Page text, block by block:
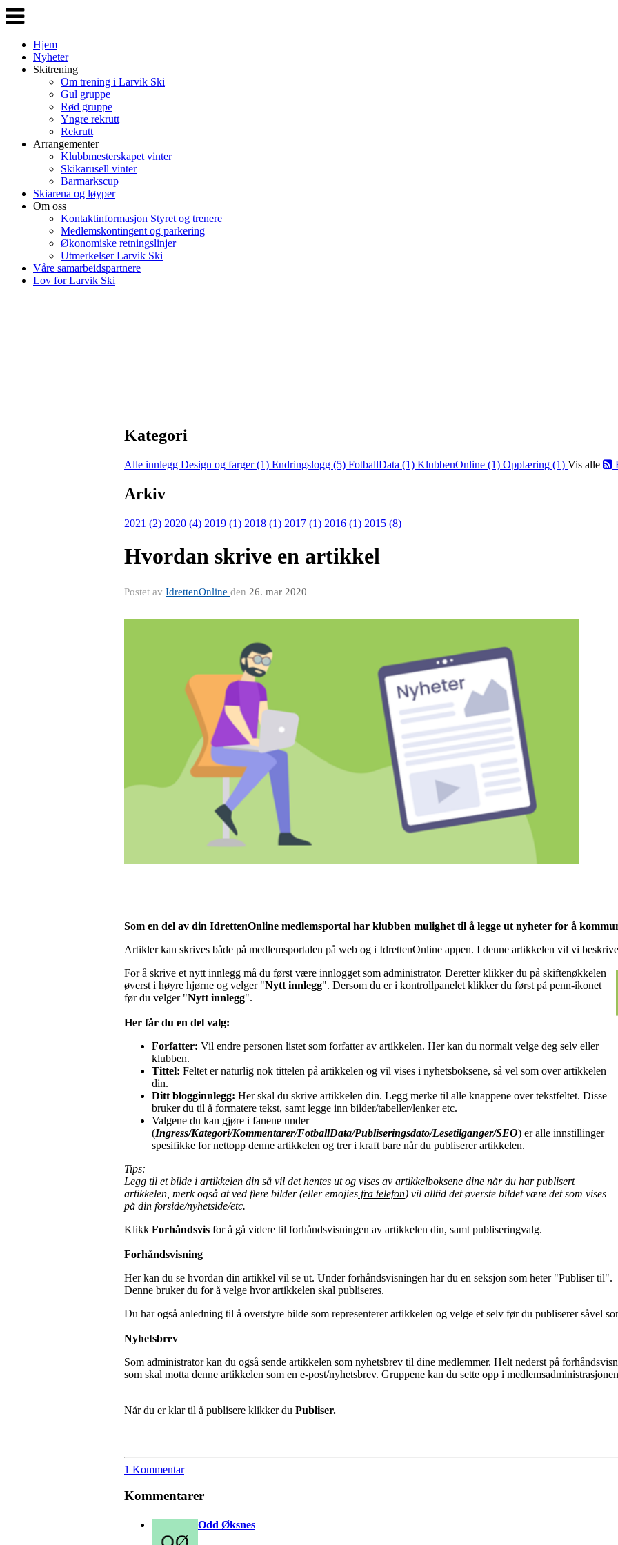
Veksle
navigasjon
Hjem
Nyheter
Skitrening
Om trening i Larvik Ski
Gul gruppe
Rød gruppe
Yngre rekrutt
Rekrutt
Arrangementer
Klubbmesterskapet vinter
Skikarusell vinter
Barmarkscup
Skiarena og løyper
Om oss
Kontaktinformasjon Styret og trenere
Medlemskontingent og parkering
Økonomiske retningslinjer
Utmerkelser Larvik Ski
Våre samarbeidspartnere
Lov for Larvik Ski
Kategori
Alle innlegg Design og farger (1) Endringslogg (5) FotballData (1) KlubbenOnline (1) Opplæring (1) Vis alle
Arkiv
2021 (2) 2020 (4) 2019 (1) 2018 (1) 2017 (1) 2016 (1) 2015 (8)
Hvordan skrive en artikkel
Postet av IdrettenOnline den 26. mar 2020
Som en del av din IdrettenOnline medlemsportal har klubben mulighet til å legge ut nyheter for å
Artikler kan skrives både på medlemsportalen på web og i IdrettenOnline appen. I denne artikkelen vil vi
For å skrive et nytt innlegg må du først være innlogget som administrator. Deretter klikker du på skiftenøkkelen
øverst i høyre hjørne og velger "Nytt innlegg". Dersom du er i kontrollpanelet klikker du først på penn-ikonet
før du velger "Nytt innlegg".
Her får du en del valg:
Forfatter: Vil endre personen listet som forfatter av artikkelen. Her kan du normalt velge deg selv eller
klubben.
Tittel: Feltet er naturlig nok tittelen på artikkelen og vil vises i nyhetsboksene, så vel som over artikkelen
din.
Ditt blogginnlegg: Her skal du skrive artikkelen din. Legg merke til alle knappene over tekstfeltet. Disse
bruker du til å formatere tekst, samt legge inn bilder/tabeller/lenker etc.
Valgene du kan gjøre i fanene under
(Ingress/Kategori/Kommentarer/FotballData/Publiseringsdato/Lesetilganger/SEO) er alle innstillinger
spesifikke for nettopp denne artikkelen og trer i kraft bare når du publiserer artikkelen.
Tips:
Legg til et bilde i artikkelen din så vil det hentes ut og vises av artikkelboksene dine når du har publisert
artikkelen, merk også at ved flere bilder (eller emojies fra telefon) vil alltid det øverste bildet være det som vises
på din forside/nyhetside/etc.
Klikk Forhåndsvis for å gå videre til forhåndsvisningen av artikkelen din, samt publiseringvalg.
Forhåndsvisning
Her kan du se hvordan din artikkel vil se ut. Under forhåndsvisningen har du en seksjon som heter "Publiser til".
Denne bruker du for å velge hvor artikkelen skal publiseres.
Du har også anledning til å overstyre bilde som representerer artikkelen og velge et selv før du publiserer såvel
Nyhetsbrev
Som administrator kan du også sende artikkelen som nyhetsbrev til dine medlemmer. Helt nederst på
som skal motta denne artikkelen som en e-post/nyhetsbrev. Gruppene kan du sette opp i
Når du er klar til å publisere klikker du Publiser.
1 Kommentar
Kommentarer
Odd Øksnes